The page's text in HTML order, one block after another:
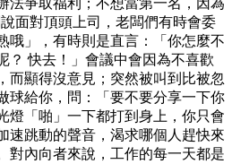
法爭取福利；不想當第一名，因為
面對頂頭上司，老闆們有時會委
哦」，有時則是直言：「你怎麼不
？ 快去！」會議中會因為不喜歡
而顯得沒意見；突然被叫到比被忽
球給你，問：「要不要分享一下你
燈「啪」一下都打到身上，你只會
速跳動的聲音，渴求哪個人趕快來
對內向者來說，工作的每一天都是